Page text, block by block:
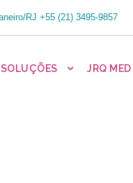
RJ +55 (21) 3495-9857
SOLUÇÕES JRQ MED